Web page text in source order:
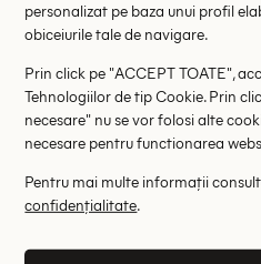
Top FASHIONKILLA, animal
RRP: 189.00 lei
32 +3
- 62%
personalizat pe baza unui profil
obiceiurile tale de navigare.
Prin click pe "ACCEPT TOATE",
Tehnologiilor de tip Cookie. Prin
necesare" nu se vor folosi alte
necesare pentru functionarea
Pentru mai multe informații
confidențialitate.